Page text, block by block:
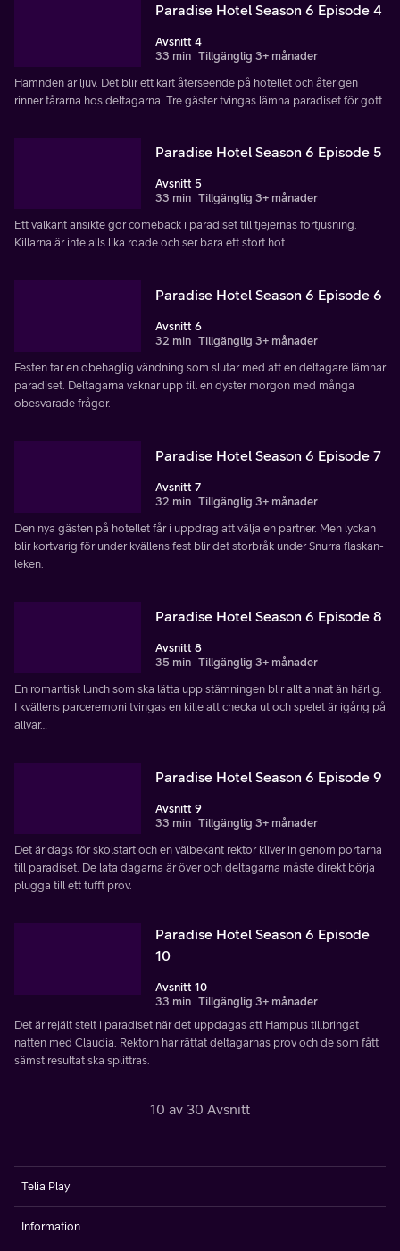
Paradise Hotel Season 6 Episode 4
Avsnitt 4
33 min Tillgänglig 3+ månader
Hämnden är ljuv. Det blir ett kärt återseende på hotellet och återigen
rinner tårarna hos deltagarna. Tre gäster tvingas lämna paradiset för gott.
Paradise Hotel Season 6 Episode 5
Avsnitt 5
33 min Tillgänglig 3+ månader
Ett välkänt ansikte gör comeback i paradiset till tjejernas förtjusning.
Killarna är inte alls lika roade och ser bara ett stort hot.
Paradise Hotel Season 6 Episode 6
Avsnitt 6
32 min Tillgänglig 3+ månader
Festen tar en obehaglig vändning som slutar med att en deltagare lämnar
paradiset. Deltagarna vaknar upp till en dyster morgon med många
obesvarade frågor.
Paradise Hotel Season 6 Episode 7
Avsnitt 7
32 min Tillgänglig 3+ månader
Den nya gästen på hotellet får i uppdrag att välja en partner. Men lyckan
blir kortvarig för under kvällens fest blir det storbråk under Snurra flaskan-
leken.
Paradise Hotel Season 6 Episode 8
Avsnitt 8
35 min Tillgänglig 3+ månader
En romantisk lunch som ska lätta upp stämningen blir allt annat än härlig.
I kvällens parceremoni tvingas en kille att checka ut och spelet är igång på
allvar…
Paradise Hotel Season 6 Episode 9
Avsnitt 9
33 min Tillgänglig 3+ månader
Det är dags för skolstart och en välbekant rektor kliver in genom portarna
till paradiset. De lata dagarna är över och deltagarna måste direkt börja
plugga till ett tufft prov.
Paradise Hotel Season 6 Episode
10
Avsnitt 10
33 min Tillgänglig 3+ månader
Det är rejält stelt i paradiset när det uppdagas att Hampus tillbringat
natten med Claudia. Rektorn har rättat deltagarnas prov och de som fått
sämst resultat ska splittras.
10 av 30 Avsnitt
Telia Play
Information